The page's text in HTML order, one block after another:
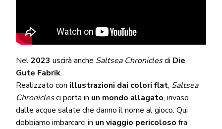
Nel2023uscirà anche Saltsea Chroniclesdi Die
Gute Fabrik.
Realizzato con illustrazioni dai colori flat, Saltsea
Chroniclesci porta in un mondo allagato, invaso
dalle acque salate che danno il nome al gioco. Qui
dobbiamo imbarcarci in un viaggio pericolosofra